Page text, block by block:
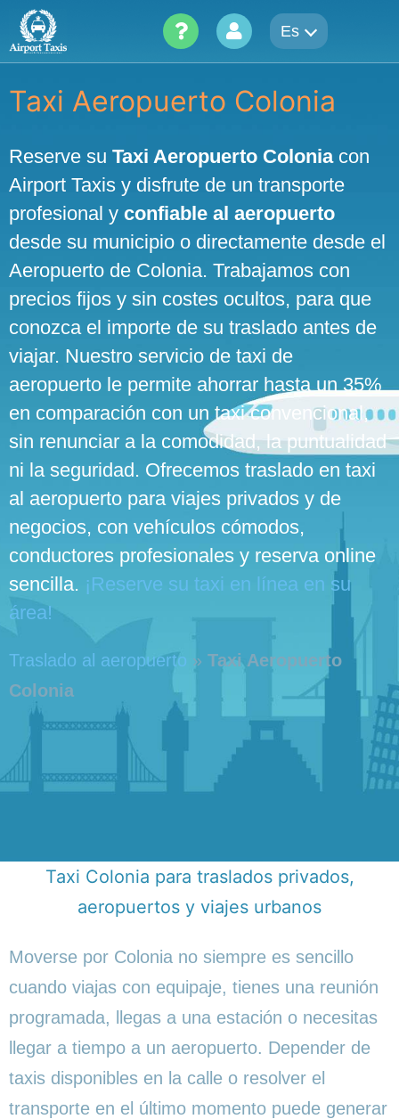
Skip
content
Es
Taxi Aeropuerto Colonia
Reserve su Taxi Aeropuerto Coloniacon
Airport Taxis y disfrute de un transporte
profesional y confiable al aeropuerto
desde su municipio o directamente desde el
Aeropuerto de Colonia. Trabajamos con
precios fijos y sin costes ocultos, para que
conozca el importe de su traslado antes de
viajar. Nuestro servicio de taxi de
aeropuerto le permite ahorrar hasta un 35%
en comparación con un taxi convencional,
sin renunciar a la comodidad, la puntualidad
ni la seguridad. Ofrecemos traslado en taxi
al aeropuerto para viajes privados y de
negocios, con vehículos cómodos,
conductores profesionales y reserva online
sencilla. ¡Reserve su taxi en línea en su
área!
Traslado al aeropuerto » Taxi Aeropuerto
Colonia
Taxi Colonia para traslados privados,
aeropuertos y viajes urbanos
Moverse por Colonia no siempre es sencillo
cuando viajas con equipaje, tienes una reunión
programada, llegas a una estación o necesitas
llegar a tiempo a un aeropuerto. Depender de
taxis disponibles en la calle o resolver el
transporte en el último momento puede generar